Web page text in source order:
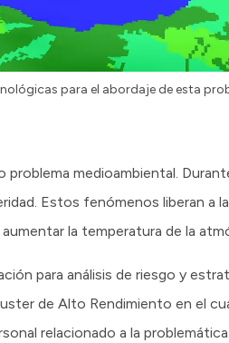
para el abordaje de esta
medioambiental.
Estos fenómenos liberan a
la temperatura de la
para análisis de riesgo y
de Alto Rendimiento en el
relacionado a la